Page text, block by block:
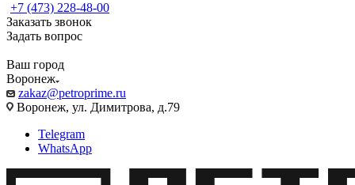
+7 (473) 228-48-00
Заказать звонок
Задать вопрос
Ваш город
Воронеж
zakaz@petroprime.ru
Воронеж, ул. Димитрова, д.79
Telegram
WhatsApp